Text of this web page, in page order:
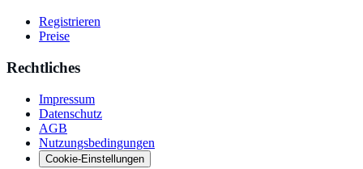
Registrieren
Preise
Rechtliches
Impressum
Datenschutz
AGB
Nutzungsbedingungen
Cookie-Einstellungen